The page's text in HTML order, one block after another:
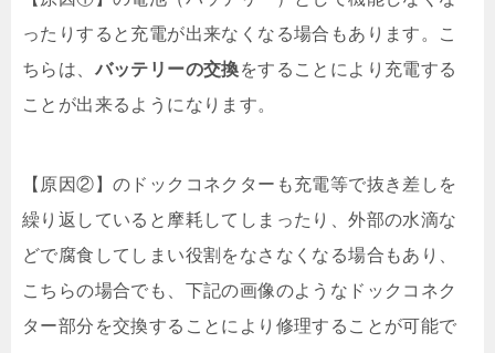
ったりすると充電が出来なくなる場合もあります。こ
ちらは、 バッテリーの交換をすることにより充電する
ことが出来るようになります。
【原因②】のドックコネクターも充電等で抜き差しを
繰り返していると摩耗してしまったり、外部の水滴な
どで腐食してしまい役割をなさなくなる場合もあり、
こちらの場合でも、下記の画像のようなドックコネク
ター部分を交換することにより修理することが可能で